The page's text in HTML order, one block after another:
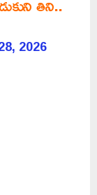
2026